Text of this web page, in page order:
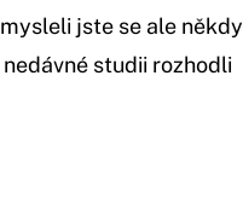
jste se ale někdy
studii rozhodli